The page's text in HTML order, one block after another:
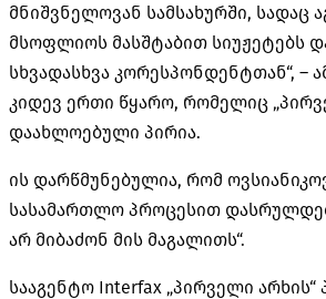
მნიშვნელოვან სამსახურში, სადაც
მსოფლიოს მასშტაბით სიუჟეტებს
სხვადასხვა კორესპონდენტთან“, –
კიდევ ერთი წყარო, რომელიც
დაახლოებული პირია.
ის დარწმუნებულია, რომ
სასამართლო პროცესით
არ მიბაძონ მის მაგალითს“.
სააგენტო Interfax „პირველი არხის“